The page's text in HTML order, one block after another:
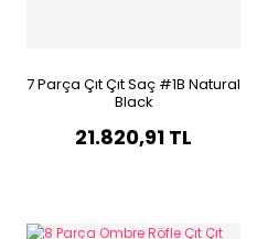
7 Parça Çıt Çıt Saç #1B Natural
Black
21.820,91 TL